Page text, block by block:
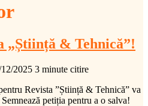
„Știință & Tehnică”!
2025 3 minute citire
Revista ”Știință & Tehnică” va
petiția pentru a o salva!